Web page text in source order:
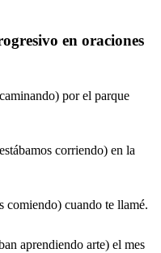
en oraciones
por el parque
corriendo) en la
comiendo) cuando te llamé.
aprendiendo arte) el mes